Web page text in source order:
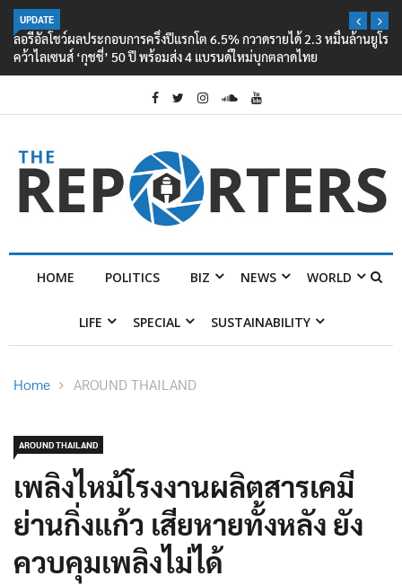
UPDATE
ลอรีอัลโชว์ผลประกอบการครึ่งปีแรกโต 6.5% กวาดรายได้ 2.3 หมื่นล้านยูโร
คว้าไลเซนส์ ‘กุชชี่’ 50 ปี พร้อมส่ง 4 แบรนด์ใหม่บุกตลาดไทย
HOME POLITICS BIZ NEWS WORLD
LIFE SPECIAL SUSTAINABILITY
Home AROUND THAILAND
AROUND THAILAND
เพลิงไหม้โรงงานผลิตสารเคมี
ย่านกิ่งแก้ว เสียหายทั้งหลัง ยัง
ควบคุมเพลิงไม่ได้